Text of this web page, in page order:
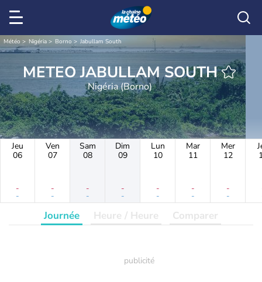
Météo Nigéria Borno Jabullam South
METEO JABULLAM SOUTH
Nigéria (Borno)
Jeu
06
-
-
Ven
07
-
-
Sam
08
-
-
Dim
09
-
-
Lun
10
-
-
Mar
11
-
-
Mer
12
-
-
Journée Heure / Heure Comparer